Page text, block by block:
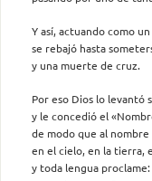
Y así, actuando como
se rebajó hasta
y una muerte de cruz.
Por eso Dios lo levantó
y le concedió el
de modo que al
en el cielo, en la tierra,
y toda lengua proclame: